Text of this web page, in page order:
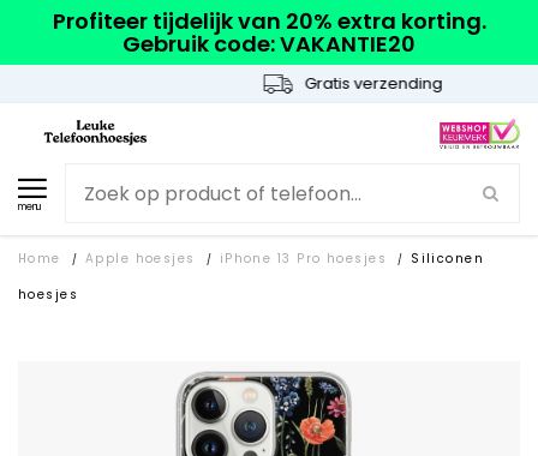
Profiteer tijdelijk van 20% extra korting.
Gebruik code: VAKANTIE20
Gratis verzending
menu
Home / Apple hoesjes / iPhone 13 Pro hoesjes /
Siliconen
hoesjes